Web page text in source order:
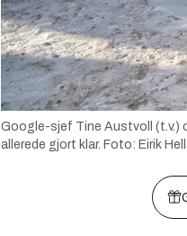
Google-sjef Tine Austvoll (t.v.)
allerede gjort klar. Foto: Eirik